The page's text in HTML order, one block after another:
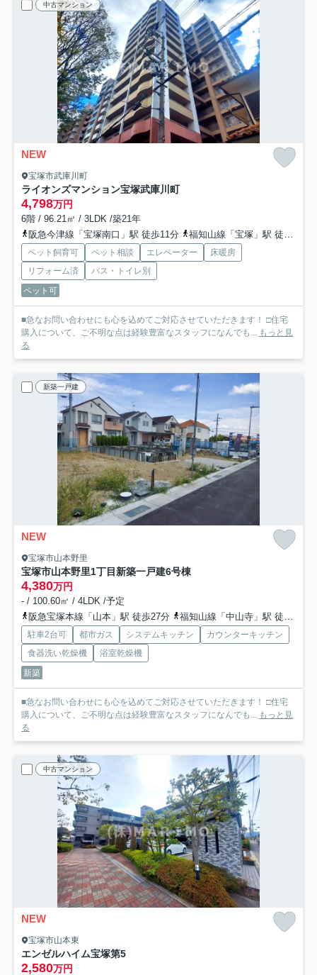
中古マンション
NEW
宝塚市武庫川町
ライオンズマンション宝塚武庫川町
4,798万円
6階 / 96.21㎡ / 3LDK /築21年
阪急今津線「宝塚南口」駅 徒歩11分
福知山線「宝塚」駅 徒歩19分
ペット飼育可 ペット相談 エレベーター
床暖房
リフォーム済
バス・トイレ別
ペット可
■急なお問い合わせにも心を込めてご対応させていただきます！ □住宅
購入について、ご不明な点は経験豊富なスタッフになんでも... もっと見
る
新築一戸建
NEW
宝塚市山本野里
宝塚市山本野里1丁目新築一戸建6号棟
4,380万円
- / 100.60㎡ / 4LDK /予定
阪急宝塚本線「山本」駅 徒歩27分
福知山線「中山寺」駅 徒歩34分
駐車2台可 都市ガス システムキッチン
カウンターキッチン
食器洗い乾燥機
浴室乾燥機
新築
■急なお問い合わせにも心を込めてご対応させていただきます！ □住宅
購入について、ご不明な点は経験豊富なスタッフになんでも... もっと見
る
中古マンション
NEW
宝塚市山本東
エンゼルハイム宝塚第5
2,580万円